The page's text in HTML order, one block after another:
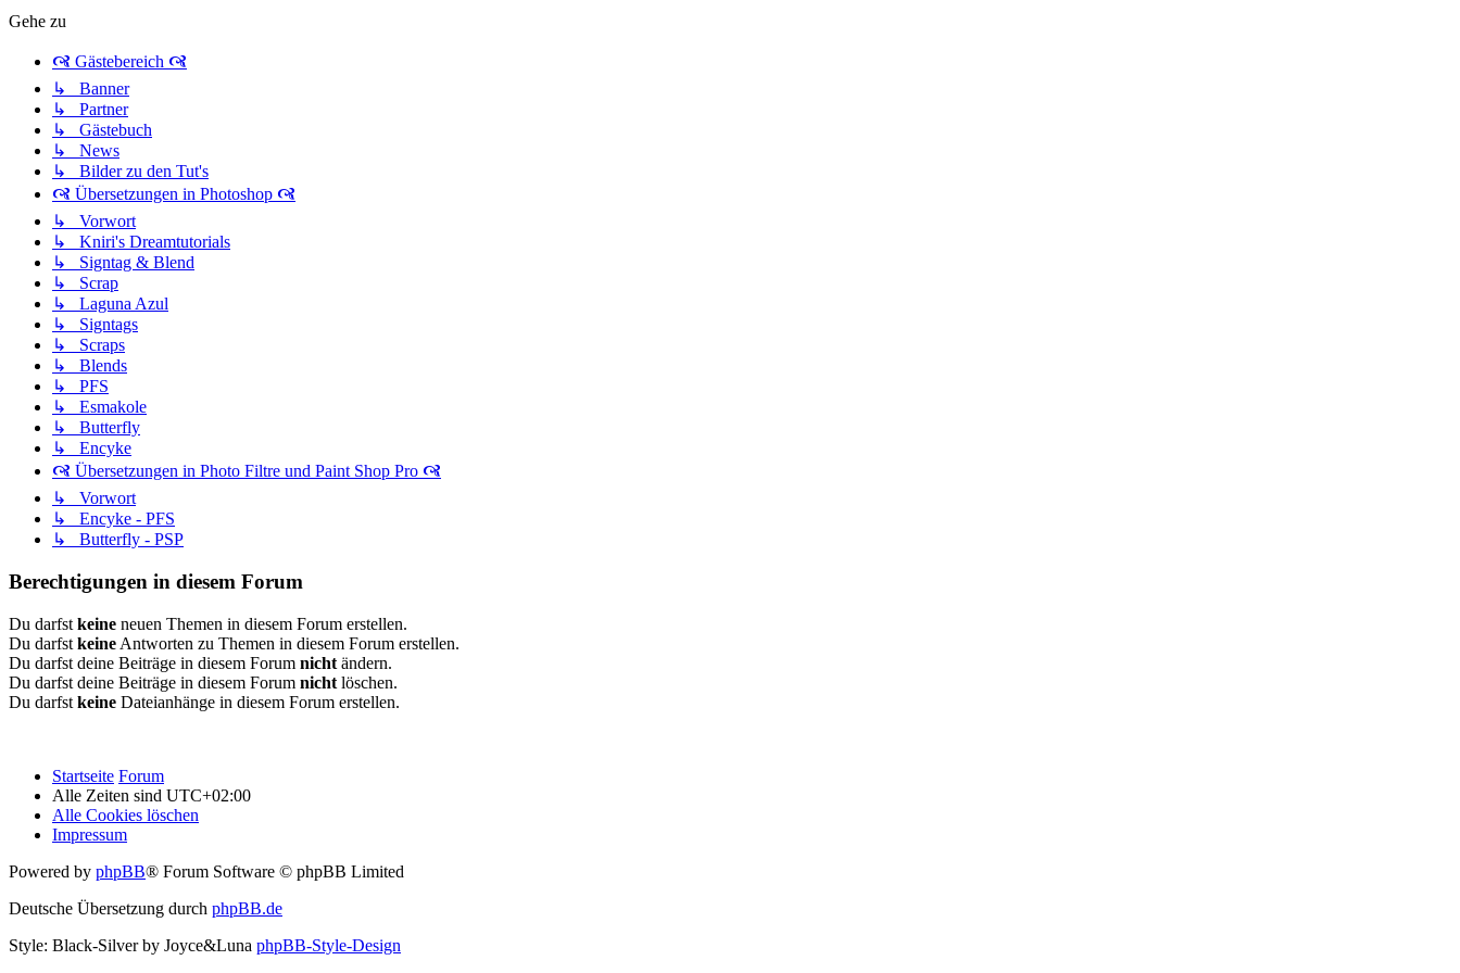
Gehe zu
🙧 Gästebereich 🙧
↳ Banner
↳ Partner
↳ Gästebuch
↳ News
↳ Bilder zu den Tut's
🙧 Übersetzungen in Photoshop 🙧
↳ Vorwort
↳ Kniri's Dreamtutorials
↳ Signtag & Blend
↳ Scrap
↳ Laguna Azul
↳ Signtags
↳ Scraps
↳ Blends
↳ PFS
↳ Esmakole
↳ Butterfly
↳ Encyke
🙧 Übersetzungen in Photo Filtre und Paint Shop Pro 🙧
↳ Vorwort
↳ Encyke - PFS
↳ Butterfly - PSP
Berechtigungen in diesem Forum
Du darfst keine neuen Themen in diesem Forum erstellen.
Du darfst keine Antworten zu Themen in diesem Forum erstellen.
Du darfst deine Beiträge in diesem Forum nicht ändern.
Du darfst deine Beiträge in diesem Forum nicht löschen.
Du darfst keine Dateianhänge in diesem Forum erstellen.
Startseite Forum
Alle Zeiten sind UTC+02:00
Alle Cookies löschen
Impressum
Powered by phpBB® Forum Software © phpBB Limited
Deutsche Übersetzung durch phpBB.de
Style: Black-Silver by Joyce&Luna phpBB-Style-Design